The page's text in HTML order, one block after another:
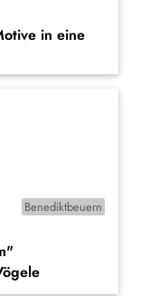
in eine
Benediktbeuern